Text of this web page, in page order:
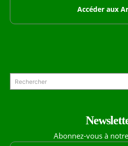
Accéder aux
Rechercher
Abonnez-vous à